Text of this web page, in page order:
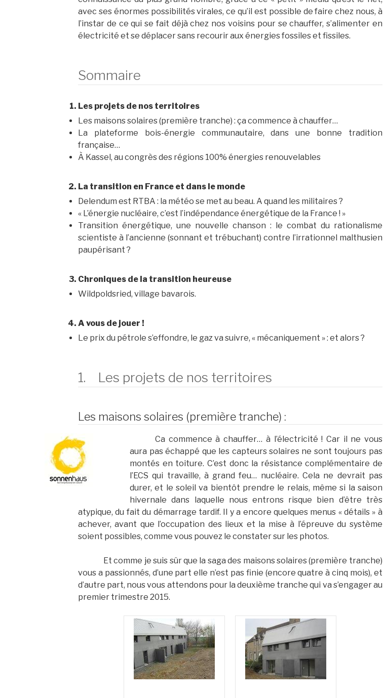
avec ses énormes possibilités virales, ce qu’il est possible de faire chez nous, à
l’instar de ce qui se fait déjà chez nos voisins pour se chauffer, s’alimenter en
électricité et se déplacer sans recourir aux énergies fossiles et fissiles.
Sommaire
Les projets de nos territoires
Les maisons solaires (première tranche) : ça commence à chauffer…
La plateforme bois-énergie communautaire, dans une bonne tradition
française…
À Kassel, au congrès des régions 100% énergies renouvelables
La transition en France et dans le monde
Delendum est RTBA : la météo se met au beau. A quand les militaires ?
« L’énergie nucléaire, c’est l’indépendance énergétique de la France ! »
Transition énergétique, une nouvelle chanson : le combat du rationalisme
scientiste à l’ancienne (sonnant et trébuchant) contre l’irrationnel malthusien
paupérisant ?
Chroniques de la transition heureuse
Wildpoldsried, village bavarois.
A vous de jouer !
Le prix du pétrole s’effondre, le gaz va suivre, « mécaniquement » : et alors ?
1. Les projets de nos territoires
Les maisons solaires (première tranche) :
Ca commence à chauffer… à l’électricité ! Car il ne vous
aura pas échappé que les capteurs solaires ne sont toujours pas
montés en toiture. C’est donc la résistance complémentaire de
l’ECS qui travaille, à grand feu… nucléaire. Cela ne devrait pas
durer, et le soleil va bientôt prendre le relais, même si la saison
hivernale dans laquelle nous entrons risque bien d’être très
atypique, du fait du démarrage tardif. Il y a encore quelques menus « détails » à
achever, avant que l’occupation des lieux et la mise à l’épreuve du système
soient possibles, comme vous pouvez le constater sur les photos.
Et comme je suis sûr que la saga des maisons solaires (première tranche)
vous a passionnés, d’une part elle n’est pas finie (encore quatre à cinq mois), et
d’autre part, nous vous attendons pour la deuxième tranche qui va s’engager au
premier trimestre 2015.